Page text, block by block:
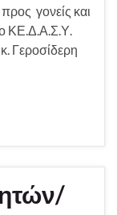
γονείς και
ΚΕ.Δ.Α.Σ.Υ.
Γεροσίδερη